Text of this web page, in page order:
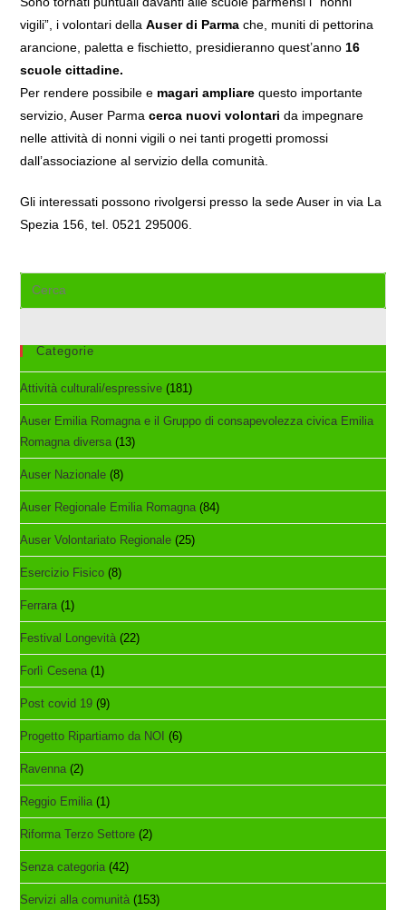
vigili”, i volontari dellaAuser di Parmache, muniti di pettorina
arancione, paletta e fischietto, presidieranno quest’anno 16
scuole cittadine.
Per rendere possibile e magari ampliarequesto importante
servizio, Auser Parmacerca nuovi volontari da impegnare
nelle attività di nonni vigili o nei tanti progetti promossi
dall’associazione al servizio della comunità.
Gli interessati possono rivolgersi presso la sede Auser in via La
Spezia 156, tel. 0521 295006.
Cerca
nel
webCategorie
Attività culturali/espressive (181)
Auser Emilia Romagna e il Gruppo di consapevolezza civica Emilia
Romagna diversa (13)
Auser Nazionale (8)
Auser Regionale Emilia Romagna (84)
Auser Volontariato Regionale (25)
Esercizio Fisico (8)
Ferrara (1)
Festival Longevità (22)
Forlì Cesena (1)
Post covid 19 (9)
Progetto Ripartiamo da NOI (6)
Ravenna (2)
Reggio Emilia (1)
Riforma Terzo Settore (2)
Senza categoria (42)
Servizi alla comunità (153)